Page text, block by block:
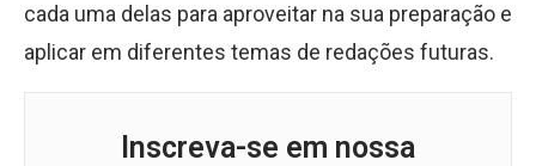
cada uma delas para aproveitar na sua preparação e
aplicar em diferentes temas de redações futuras.
Inscreva-se em nossa